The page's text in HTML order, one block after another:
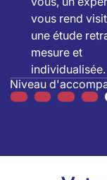
vous rend
une étude
mesure et
individualisée.
Niveau